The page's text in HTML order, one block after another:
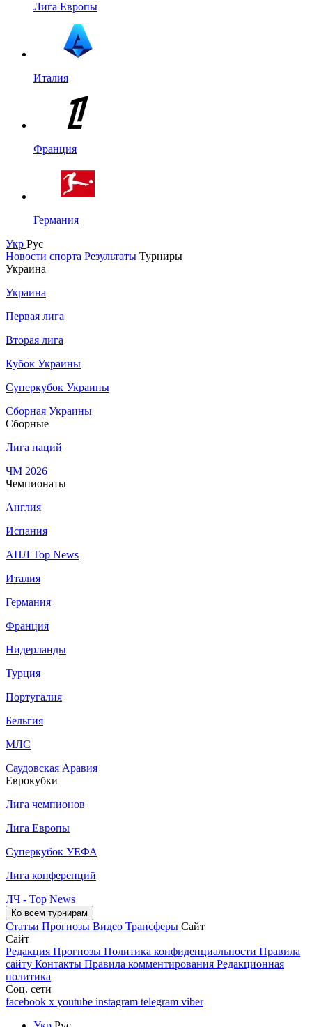
Лига Европы
Италия
Франция
Германия
Укр Рус
Новости спорта Результаты Турниры
Украина
Украина
Первая лига
Вторая лига
Кубок Украины
Суперкубок Украины
Сборная Украины
Сборные
Лига наций
ЧМ 2026
Чемпионаты
Англия
Испания
АПЛ Top News
Италия
Германия
Франция
Нидерланды
Турция
Португалия
Бельгия
МЛС
Саудовская Аравия
Еврокубки
Лига чемпионов
Лига Европы
Суперкубок УЕФА
Лига конференций
ЛЧ - Top News
Ко всем турнирам
Статьи Прогнозы Видео Трансферы Сайт
Сайт
Редакция Прогнозы Политика конфиденциальности Правила
сайту Контакты Правила комментирования Редакционная
политика
Соц. сети
facebook x youtube instagram telegram viber